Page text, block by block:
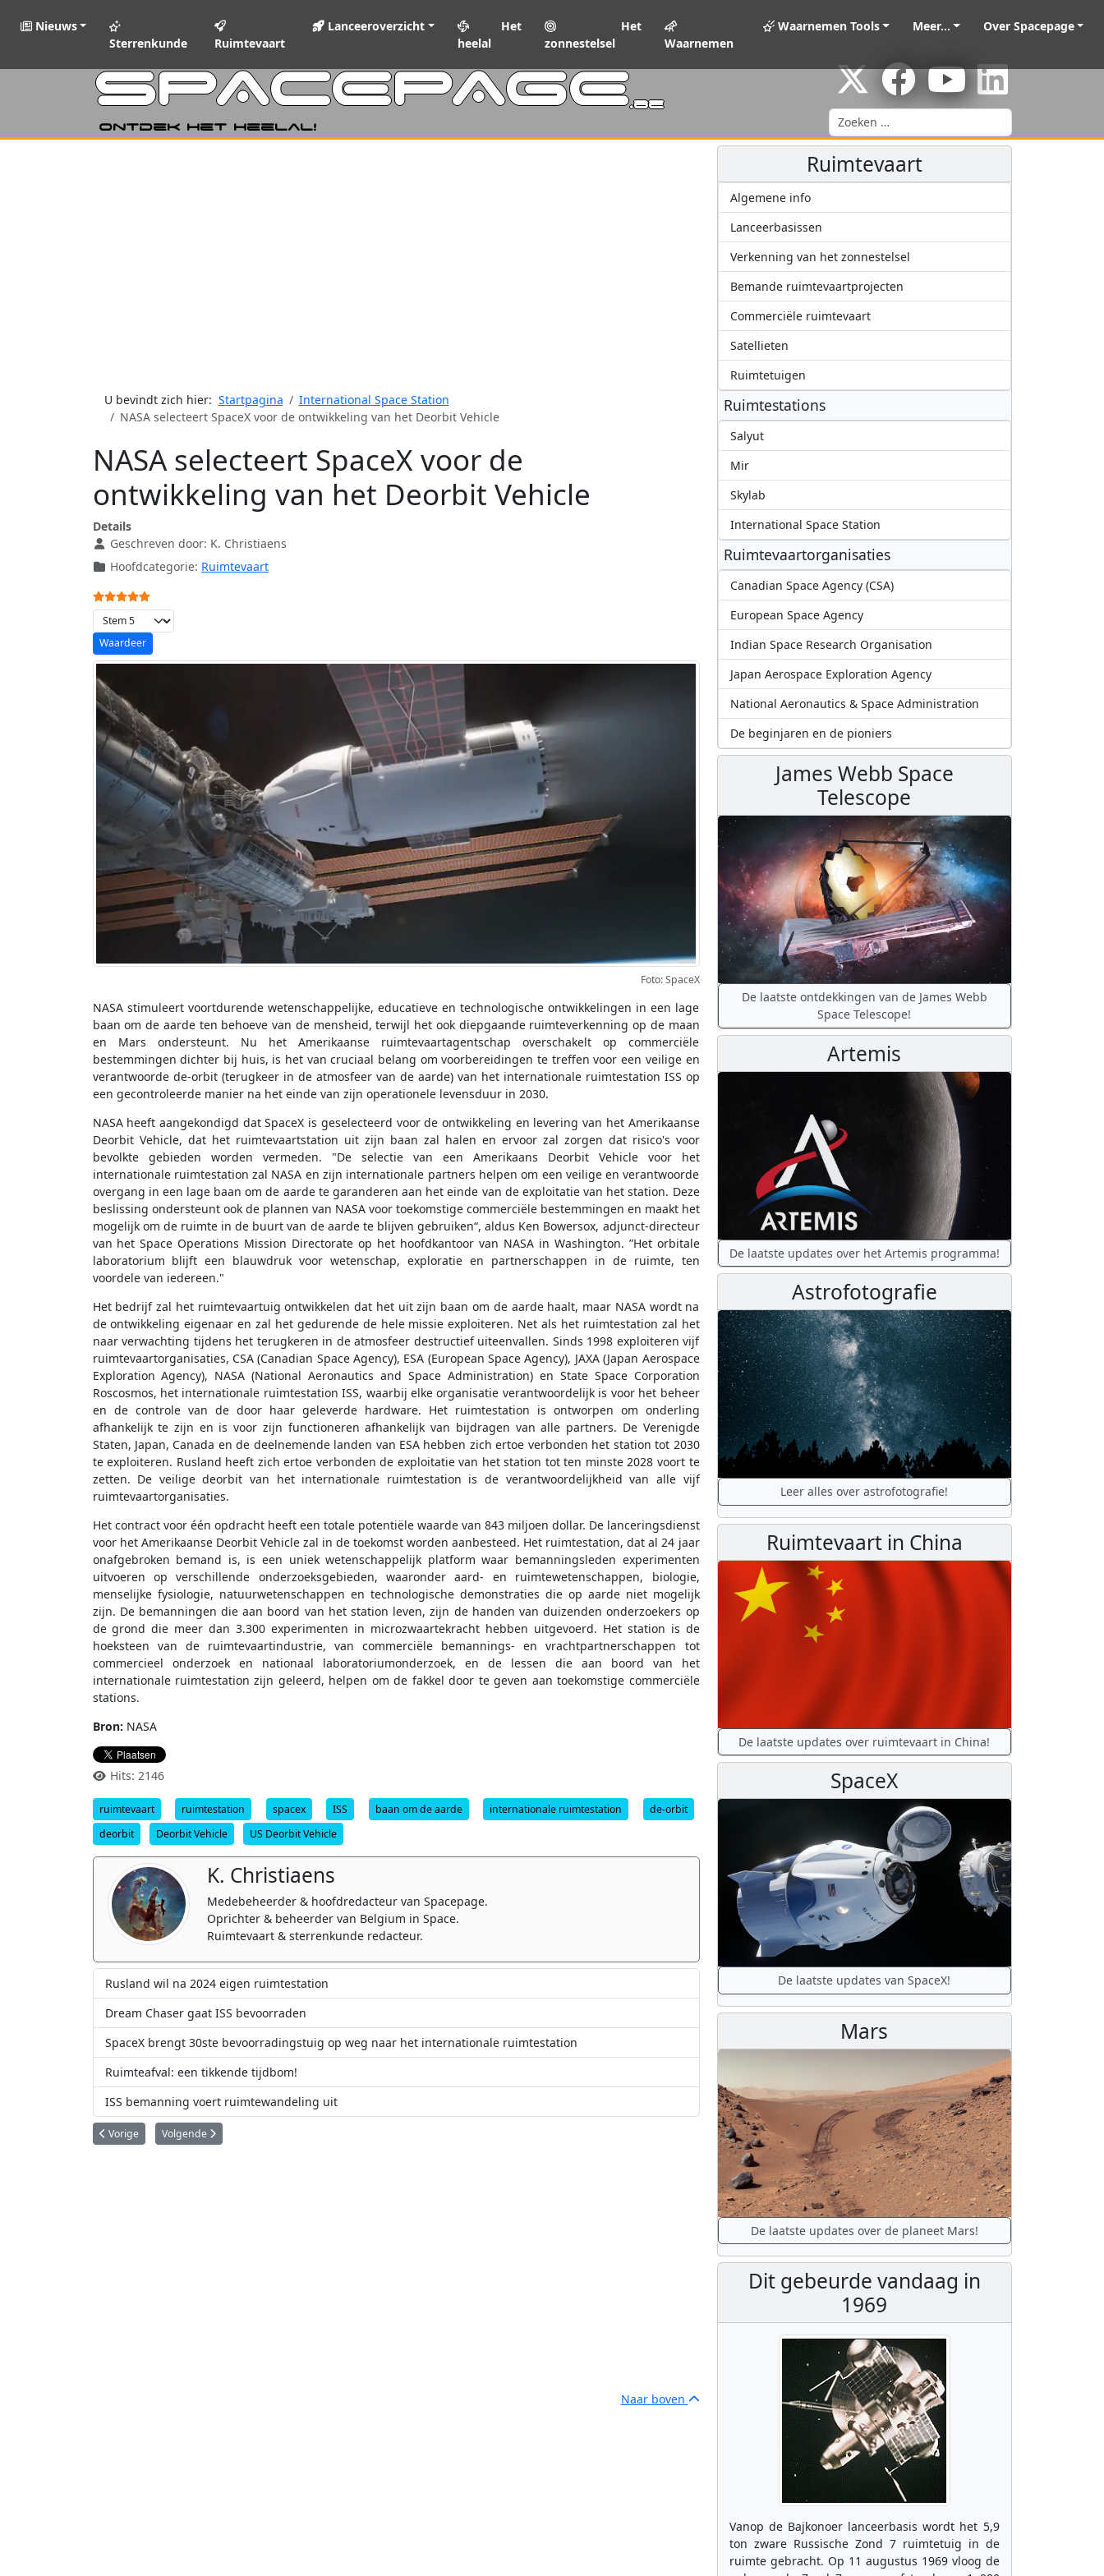
Nieuws
Sterrenkunde
Ruimtevaart
Lanceeroverzicht
Het
heelal
Het
zonnestelsel
Waarnemen
Waarnemen Tools Meer... Over Spacepage
SPACEPAGE.be
Ontdek het heelal!
Zoeken
U bevindt zich hier: Startpagina
International Space Station
NASA selecteert SpaceX voor de ontwikkeling van het Deorbit Vehicle
NASA selecteert SpaceX voor de
ontwikkeling van het Deorbit Vehicle
Details
Geschreven door: K. Christiaens
Hoofdcategorie: Ruimtevaart
Gebruikerswaardering:
Voeg waardering toe
Foto: SpaceX
NASA stimuleert voortdurende wetenschappelijke, educatieve en technologische ontwikkelingen in een lage
baan om de aarde ten behoeve van de mensheid, terwijl het ook diepgaande ruimteverkenning op de maan
en Mars ondersteunt. Nu het Amerikaanse ruimtevaartagentschap overschakelt op commerciële
bestemmingen dichter bij huis, is het van cruciaal belang om voorbereidingen te treffen voor een veilige en
verantwoorde de-orbit (terugkeer in de atmosfeer van de aarde) van het internationale ruimtestation ISS op
een gecontroleerde manier na het einde van zijn operationele levensduur in 2030.
NASA heeft aangekondigd dat SpaceX is geselecteerd voor de ontwikkeling en levering van het Amerikaanse
Deorbit Vehicle, dat het ruimtevaartstation uit zijn baan zal halen en ervoor zal zorgen dat risico's voor
bevolkte gebieden worden vermeden. "De selectie van een Amerikaans Deorbit Vehicle voor het
internationale ruimtestation zal NASA en zijn internationale partners helpen om een veilige en verantwoorde
overgang in een lage baan om de aarde te garanderen aan het einde van de exploitatie van het station. Deze
beslissing ondersteunt ook de plannen van NASA voor toekomstige commerciële bestemmingen en maakt het
mogelijk om de ruimte in de buurt van de aarde te blijven gebruiken“, aldus Ken Bowersox, adjunct-directeur
van het Space Operations Mission Directorate op het hoofdkantoor van NASA in Washington. ”Het orbitale
laboratorium blijft een blauwdruk voor wetenschap, exploratie en partnerschappen in de ruimte, ten
voordele van iedereen."
Het bedrijf zal het ruimtevaartuig ontwikkelen dat het uit zijn baan om de aarde haalt, maar NASA wordt na
de ontwikkeling eigenaar en zal het gedurende de hele missie exploiteren. Net als het ruimtestation zal het
naar verwachting tijdens het terugkeren in de atmosfeer destructief uiteenvallen. Sinds 1998 exploiteren vijf
ruimtevaartorganisaties, CSA (Canadian Space Agency), ESA (European Space Agency), JAXA (Japan Aerospace
Exploration Agency), NASA (National Aeronautics and Space Administration) en State Space Corporation
Roscosmos, het internationale ruimtestation ISS, waarbij elke organisatie verantwoordelijk is voor het beheer
en de controle van de door haar geleverde hardware. Het ruimtestation is ontworpen om onderling
afhankelijk te zijn en is voor zijn functioneren afhankelijk van bijdragen van alle partners. De Verenigde
Staten, Japan, Canada en de deelnemende landen van ESA hebben zich ertoe verbonden het station tot 2030
te exploiteren. Rusland heeft zich ertoe verbonden de exploitatie van het station tot ten minste 2028 voort te
zetten. De veilige deorbit van het internationale ruimtestation is de verantwoordelijkheid van alle vijf
ruimtevaartorganisaties.
Het contract voor één opdracht heeft een totale potentiële waarde van 843 miljoen dollar. De lanceringsdienst
voor het Amerikaanse Deorbit Vehicle zal in de toekomst worden aanbesteed. Het ruimtestation, dat al 24 jaar
onafgebroken bemand is, is een uniek wetenschappelijk platform waar bemanningsleden experimenten
uitvoeren op verschillende onderzoeksgebieden, waaronder aard- en ruimtewetenschappen, biologie,
menselijke fysiologie, natuurwetenschappen en technologische demonstraties die op aarde niet mogelijk
zijn. De bemanningen die aan boord van het station leven, zijn de handen van duizenden onderzoekers op
de grond die meer dan 3.300 experimenten in microzwaartekracht hebben uitgevoerd. Het station is de
hoeksteen van de ruimtevaartindustrie, van commerciële bemannings- en vrachtpartnerschappen tot
commercieel onderzoek en nationaal laboratoriumonderzoek, en de lessen die aan boord van het
internationale ruimtestation zijn geleerd, helpen om de fakkel door te geven aan toekomstige commerciële
stations.
Bron: NASA
Hits: 2146
ruimtevaart ruimtestation spacex ISS baan om de aarde internationale ruimtestation
de-orbit
deorbit
Deorbit Vehicle US Deorbit Vehicle
K. Christiaens
Medebeheerder & hoofdredacteur van Spacepage.
Oprichter & beheerder van Belgium in Space.
Ruimtevaart & sterrenkunde redacteur.
Rusland wil na 2024 eigen ruimtestation
Dream Chaser gaat ISS bevoorraden
SpaceX brengt 30ste bevoorradingstuig op weg naar het internationale ruimtestation
Ruimteafval: een tikkende tijdbom!
ISS bemanning voert ruimtewandeling uit
Vorig artikel: Mos overleeft negen maanden buiten het internationale ruimtestation ISS en kan nog steeds groeien op aarde
Vorige Volgende artikel: NASA's oudste actieve astronaut keert op zijn 70ste verjaardag terug naar de aarde
Volgende
Naar boven
Ruimtevaart
Algemene info
Lanceerbasissen
Verkenning van het zonnestelsel
Bemande ruimtevaartprojecten
Commerciële ruimtevaart
Satellieten
Ruimtetuigen
Ruimtestations
Salyut
Mir
Skylab
International Space Station
Ruimtevaartorganisaties
Canadian Space Agency (CSA)
European Space Agency
Indian Space Research Organisation
Japan Aerospace Exploration Agency
National Aeronautics & Space Administration
De beginjaren en de pioniers
James Webb Space
Telescope
De laatste ontdekkingen van de James Webb
Space Telescope!
Artemis
De laatste updates over het Artemis programma!
Astrofotografie
Leer alles over astrofotografie!
Ruimtevaart in China
De laatste updates over ruimtevaart in China!
SpaceX
De laatste updates van SpaceX!
Mars
De laatste updates over de planeet Mars!
Dit gebeurde vandaag in
1969
Vanop de Bajkonoer lanceerbasis wordt het 5,9
ton zware Russische Zond 7 ruimtetuig in de
ruimte gebracht. Op 11 augustus 1969 vloog de